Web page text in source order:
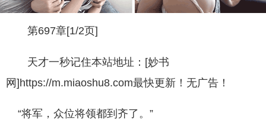
第697章[1/2页]
天才一秒记住本站地址：[妙书
网]https://m.miaoshu8.com最快更新！无广告！
“将军，众位将领都到齐了。”